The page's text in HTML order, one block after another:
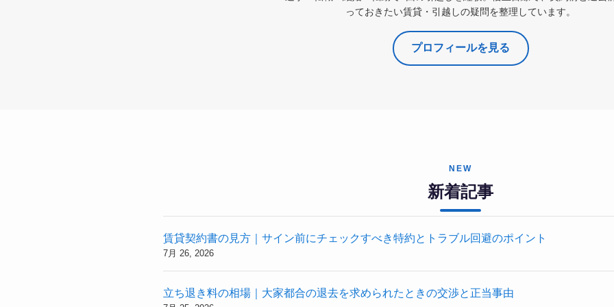
っておきたい賃貸・引越しの疑問を整理しています。
プロフィールを見る
NEW
新着記事
賃貸契約書の見方｜サイン前にチェックすべき特約とトラブル回避のポイント
7月 26, 2026
立ち退き料の相場｜大家都合の退去を求められたときの交渉と正当事由